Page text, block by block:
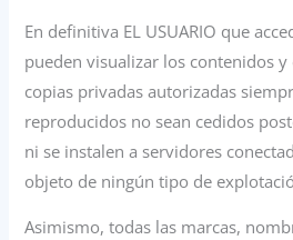
En definitiva EL USUARIO que
pueden visualizar los contenidos y
copias privadas autorizadas
reproducidos no sean cedidos
ni se instalen a servidores
objeto de ningún tipo de
Asimismo, todas las marcas,